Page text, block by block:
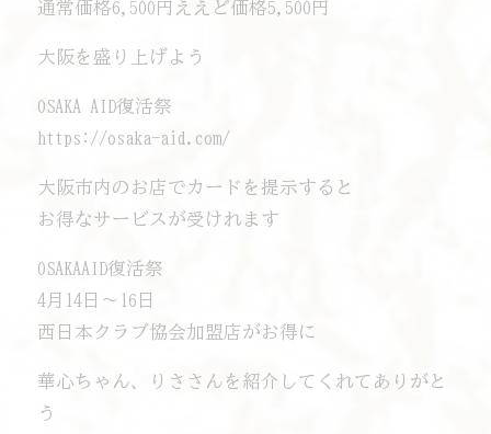
通常価格6,500円→ええど価格5,500円
大阪を盛り上げよう️
OSAKA AID復活祭
https://osaka-aid.com/
大阪市内のお店でカードを提示すると
お得なサービスが受けれます
OSAKAAID復活祭
4月14日〜16日
西日本クラブ協会加盟店がお得に
華心ちゃん、りささんを紹介してくれてありがと
う